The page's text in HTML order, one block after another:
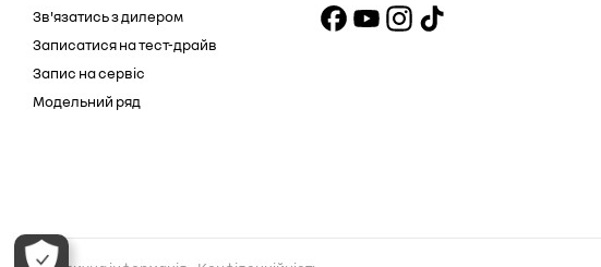
Зв'язатись з дилером
Записатися на тест-драйв
Запис на сервіс
Модельний ряд